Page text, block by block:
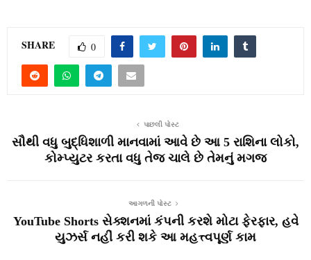
SHARE 0
પાછલી પોસ્ટ
સૌથી વધુ બુદ્ધિશાળી માનવામાં આવે છે આ 5 રાશિના લોકો,
કોમ્પ્યુટર કરતા વધુ તેજ ચાલે છે તેમનું મગજ
આગળની પોસ્ટ
YouTube Shorts સેક્શનમાં કંપની કરશે મોટા ફેરફાર, હવે
યુઝર્સ નહીં કરી શકે આ મહત્ત્વપૂર્ણ કામ